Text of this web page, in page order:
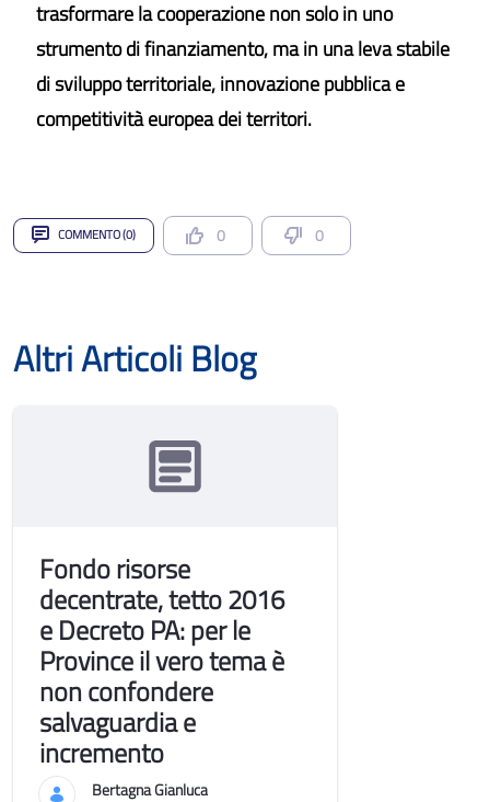
trasformare la cooperazione non solo in uno
strumento di finanziamento, ma in una leva stabile
di sviluppo territoriale, innovazione pubblica e
competitività europea dei territori.
COMMENTO (0) 0 0
Altri Articoli Blog
Fondo risorse
decentrate, tetto 2016
e Decreto PA: per le
Province il vero tema è
non confondere
salvaguardia e
incremento
Bertagna Gianluca